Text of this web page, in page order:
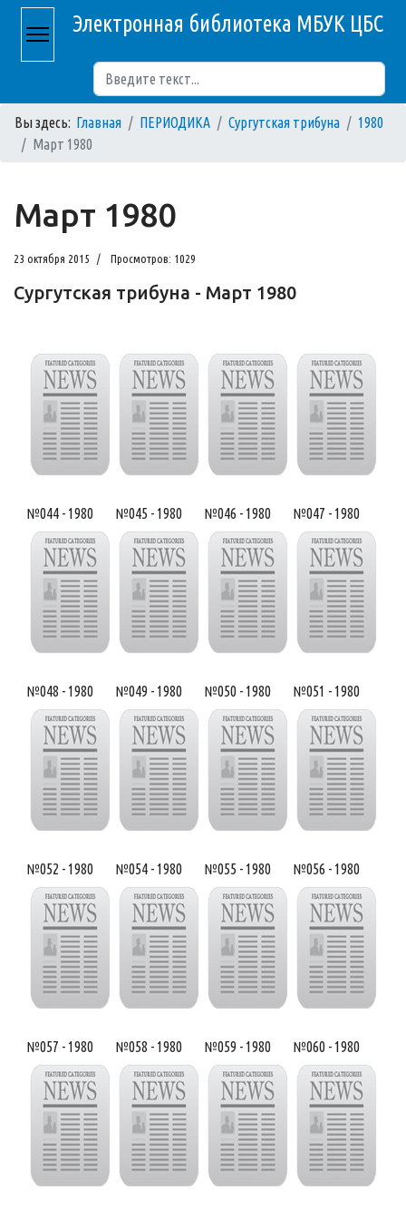
Электронная библиотека МБУК ЦБС
Вы здесь: Главная ПЕРИОДИКА Сургутская трибуна
1980
Март 1980
Март 1980
23 октября 2015 Просмотров: 1029
Сургутская трибуна - Март 1980
№044 - 1980 №045 - 1980 №046 - 1980 №047 - 1980
№048 - 1980 №049 - 1980 №050 - 1980 №051 - 1980
№052 - 1980 №054 - 1980 №055 - 1980 №056 - 1980
№057 - 1980 №058 - 1980 №059 - 1980 №060 - 1980